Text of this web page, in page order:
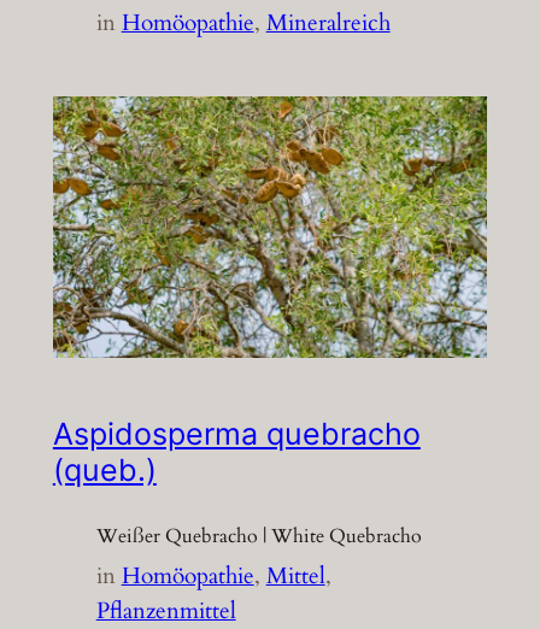
inHomöopathie, Mineralreich
Aspidosperma quebracho
(queb.)
Weißer Quebracho | White Quebracho
inHomöopathie, Mittel
Pflanzenmittel